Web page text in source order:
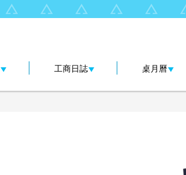
| 工商日誌 | 桌月曆